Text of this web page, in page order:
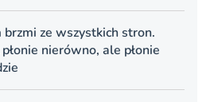
ze wszystkich stron.
nierówno, ale płonie